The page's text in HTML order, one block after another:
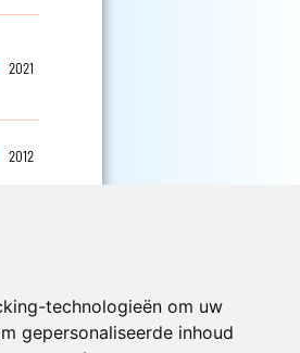
technologieën om uw
gepersonaliseerde inhoud
2021
2012
De beste